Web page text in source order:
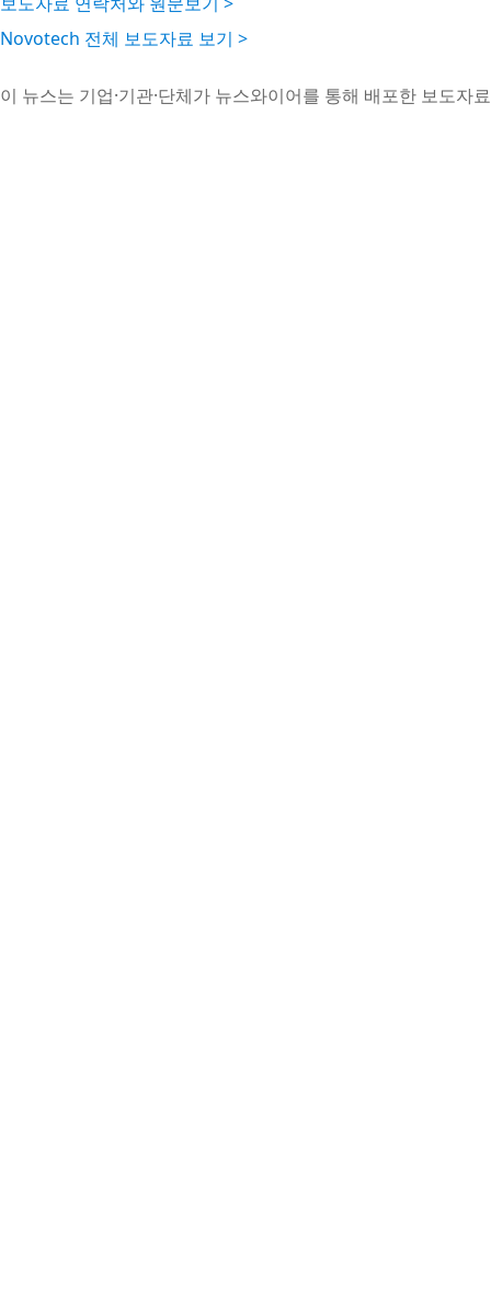
Novotech 전체 보도자료 보기 >
이 뉴스는 기업·기관·단체가 뉴스와이어를 통해 배포한 보도자